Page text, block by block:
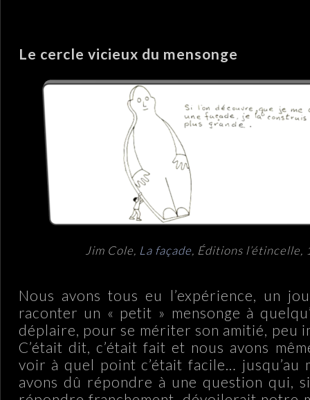
Le cercle vicieux du mensonge
Jim Cole, La façade, Éditions l’étincelle,
Nous avons tous eu l’expérience, un
raconter un « petit » mensonge à
déplaire, pour se mériter son amitié, peu
C’était dit, c’était fait et nous avons
voir à quel point c’était facile… jusqu’au
avons dû répondre à une question qui,